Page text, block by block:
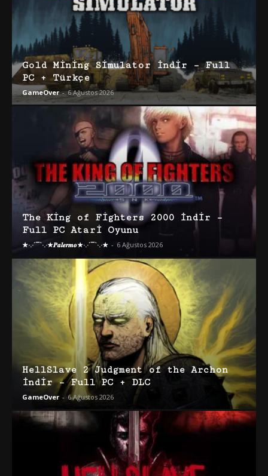
Gold Mining Simulator İndir – Full
PC + Türkçe
GameOver - 6 Ağustos 2026
The King of Fighters 2000 İndir –
Full PC Atari Oyunu
★·.·´¯`·.·★𝑷𝒂𝒍𝒆𝒓𝒎𝒐★·.·´¯`·.·★ - 6 Ağustos 2026
HellSlave 2 Judgment of the Archon
İndir – Full PC + DLC
GameOver - 6 Ağustos 2026